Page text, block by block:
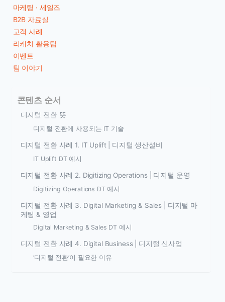
마케팅 · 세일즈
B2B 자료실
고객 사례
리캐치 활용팁
이벤트
팀 이야기
콘텐츠 순서
디지털 전환 뜻
디지털 전환에 사용되는 IT 기술
디지털 전환 사례 1. IT Uplift | 디지털 생산설비
IT Uplift DT 예시
디지털 전환 사례 2. Digitizing Operations | 디지털 운영
Digitizing Operations DT 예시
디지털 전환 사례 3. Digital Marketing & Sales | 디지털 마
케팅 & 영업
Digital Marketing & Sales DT 예시
디지털 전환 사례 4. Digital Business | 디지털 신사업
‘디지털 전환’이 필요한 이유